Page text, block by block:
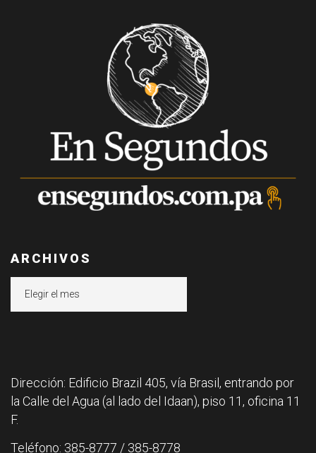
ARCHIVOS
Dirección: Edificio Brazil 405, vía Brasil, entrando por
la Calle del Agua (al lado del Idaan), piso 11, oficina 11
F.
Teléfono: 385-8777 / 385-8778